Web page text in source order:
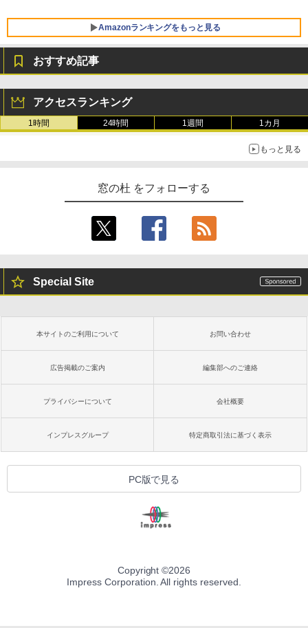
Amazonランキングをもっと見る
おすすめ記事
アクセスランキング
1時間 24時間 1週間 1カ月
もっと見る
窓の杜 をフォローする
Special Site
本サイトのご利用について お問い合わせ
広告掲載のご案内 編集部へのご連絡
プライバシーについて 会社概要
インプレスグループ 特定商取引法に基づく表示
PC版で見る
Copyright ©2026
Impress Corporation. All rights reserved.